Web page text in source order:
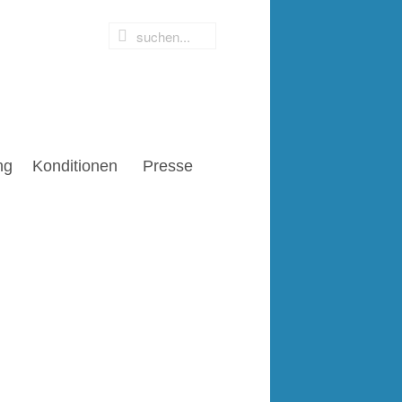
Konditionen Presse